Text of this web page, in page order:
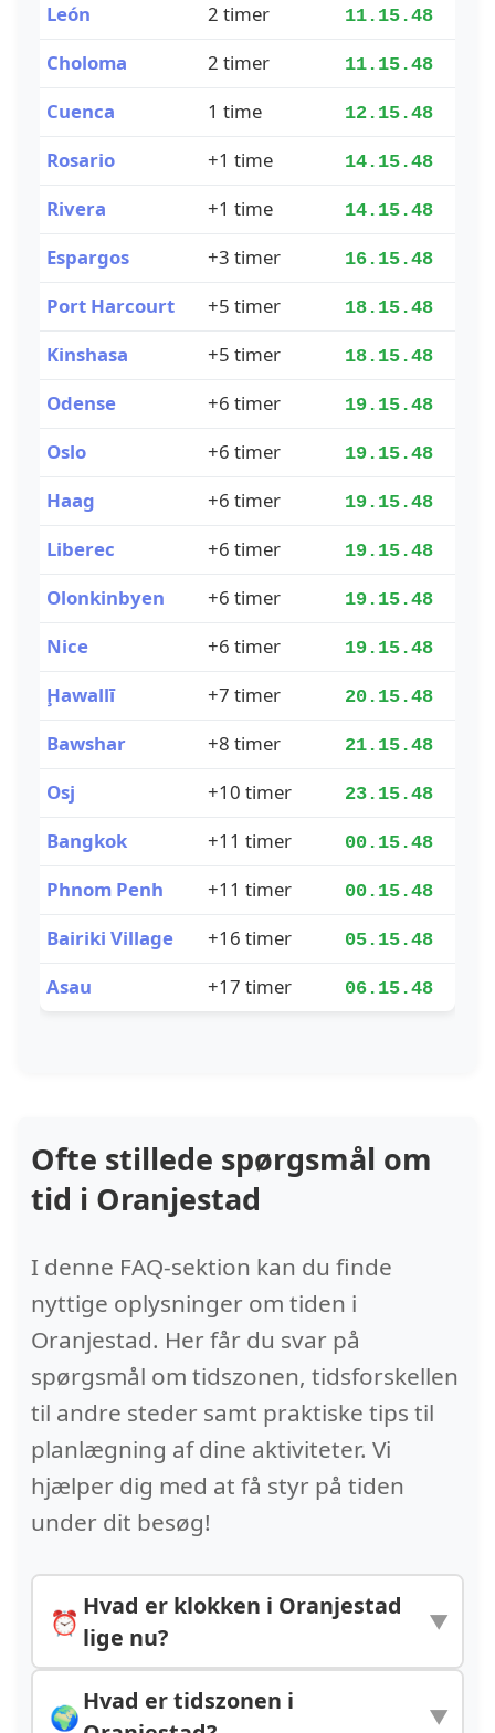
León 2 timer 11.15.49
Choloma 2 timer 11.15.49
Cuenca 1 time 12.15.49
Rosario +1 time 14.15.49
Rivera +1 time 14.15.49
Espargos +3 timer 16.15.49
Port Harcourt +5 timer 18.15.49
Kinshasa +5 timer 18.15.49
Odense +6 timer 19.15.49
Oslo +6 timer 19.15.49
Haag +6 timer 19.15.49
Liberec +6 timer 19.15.49
Olonkinbyen +6 timer 19.15.49
Nice +6 timer 19.15.49
Ḩawallī +7 timer 20.15.49
Bawshar +8 timer 21.15.49
Osj +10 timer 23.15.49
Bangkok +11 timer 00.15.49
Phnom Penh +11 timer 00.15.49
Bairiki Village +16 timer 05.15.49
Asau +17 timer 06.15.49
Ofte stillede spørgsmål om
tid i Oranjestad
I denne FAQ-sektion kan du finde
nyttige oplysninger om tiden i
Oranjestad. Her får du svar på
spørgsmål om tidszonen, tidsforskellen
til andre steder samt praktiske tips til
planlægning af dine aktiviteter. Vi
hjælper dig med at få styr på tiden
under dit besøg!
⏰ Hvad er klokken i Oranjestad
lige nu?
▼
Klokken i Oranjestad er13.15.49
🌍Hvad er tidszonen i
▼